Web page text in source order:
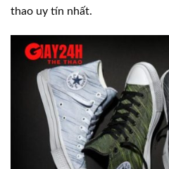
thao uy tín nhất.